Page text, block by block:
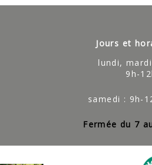
Jours et
lundi,
9h-
samedi : 9h-
Fermée du 7